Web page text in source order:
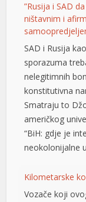
”Rusija i SAD
ništavnim i
SAD i Rusija
sporazuma
nelegitimnih
konstitutivna
Smatraju to
američkog
“BiH: gdje je
neokolonijalne
Kilometarske
Vozače koji